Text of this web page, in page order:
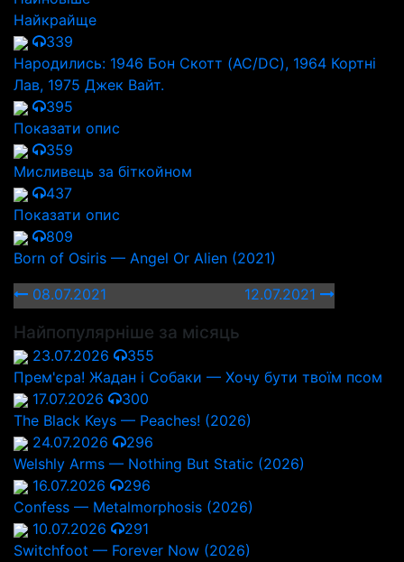
Найкрайще
339
Народились: 1946 Бон Скотт (AC/DC), 1964 Кортні
Лав, 1975 Джек Вайт.
395
Показати опис
359
Мисливець за біткойном
437
Показати опис
809
Born of Osiris — Angel Or Alien (2021)
08.07.2021
12.07.2021
Найпопулярніше за місяць
23.07.2026
355
Прем'єра! Жадан і Собаки — Хочу бути твоїм псом
17.07.2026
300
The Black Keys — Peaches! (2026)
24.07.2026
296
Welshly Arms — Nothing But Static (2026)
16.07.2026
296
Confess — Metalmorphosis (2026)
10.07.2026
291
Switchfoot — Forever Now (2026)